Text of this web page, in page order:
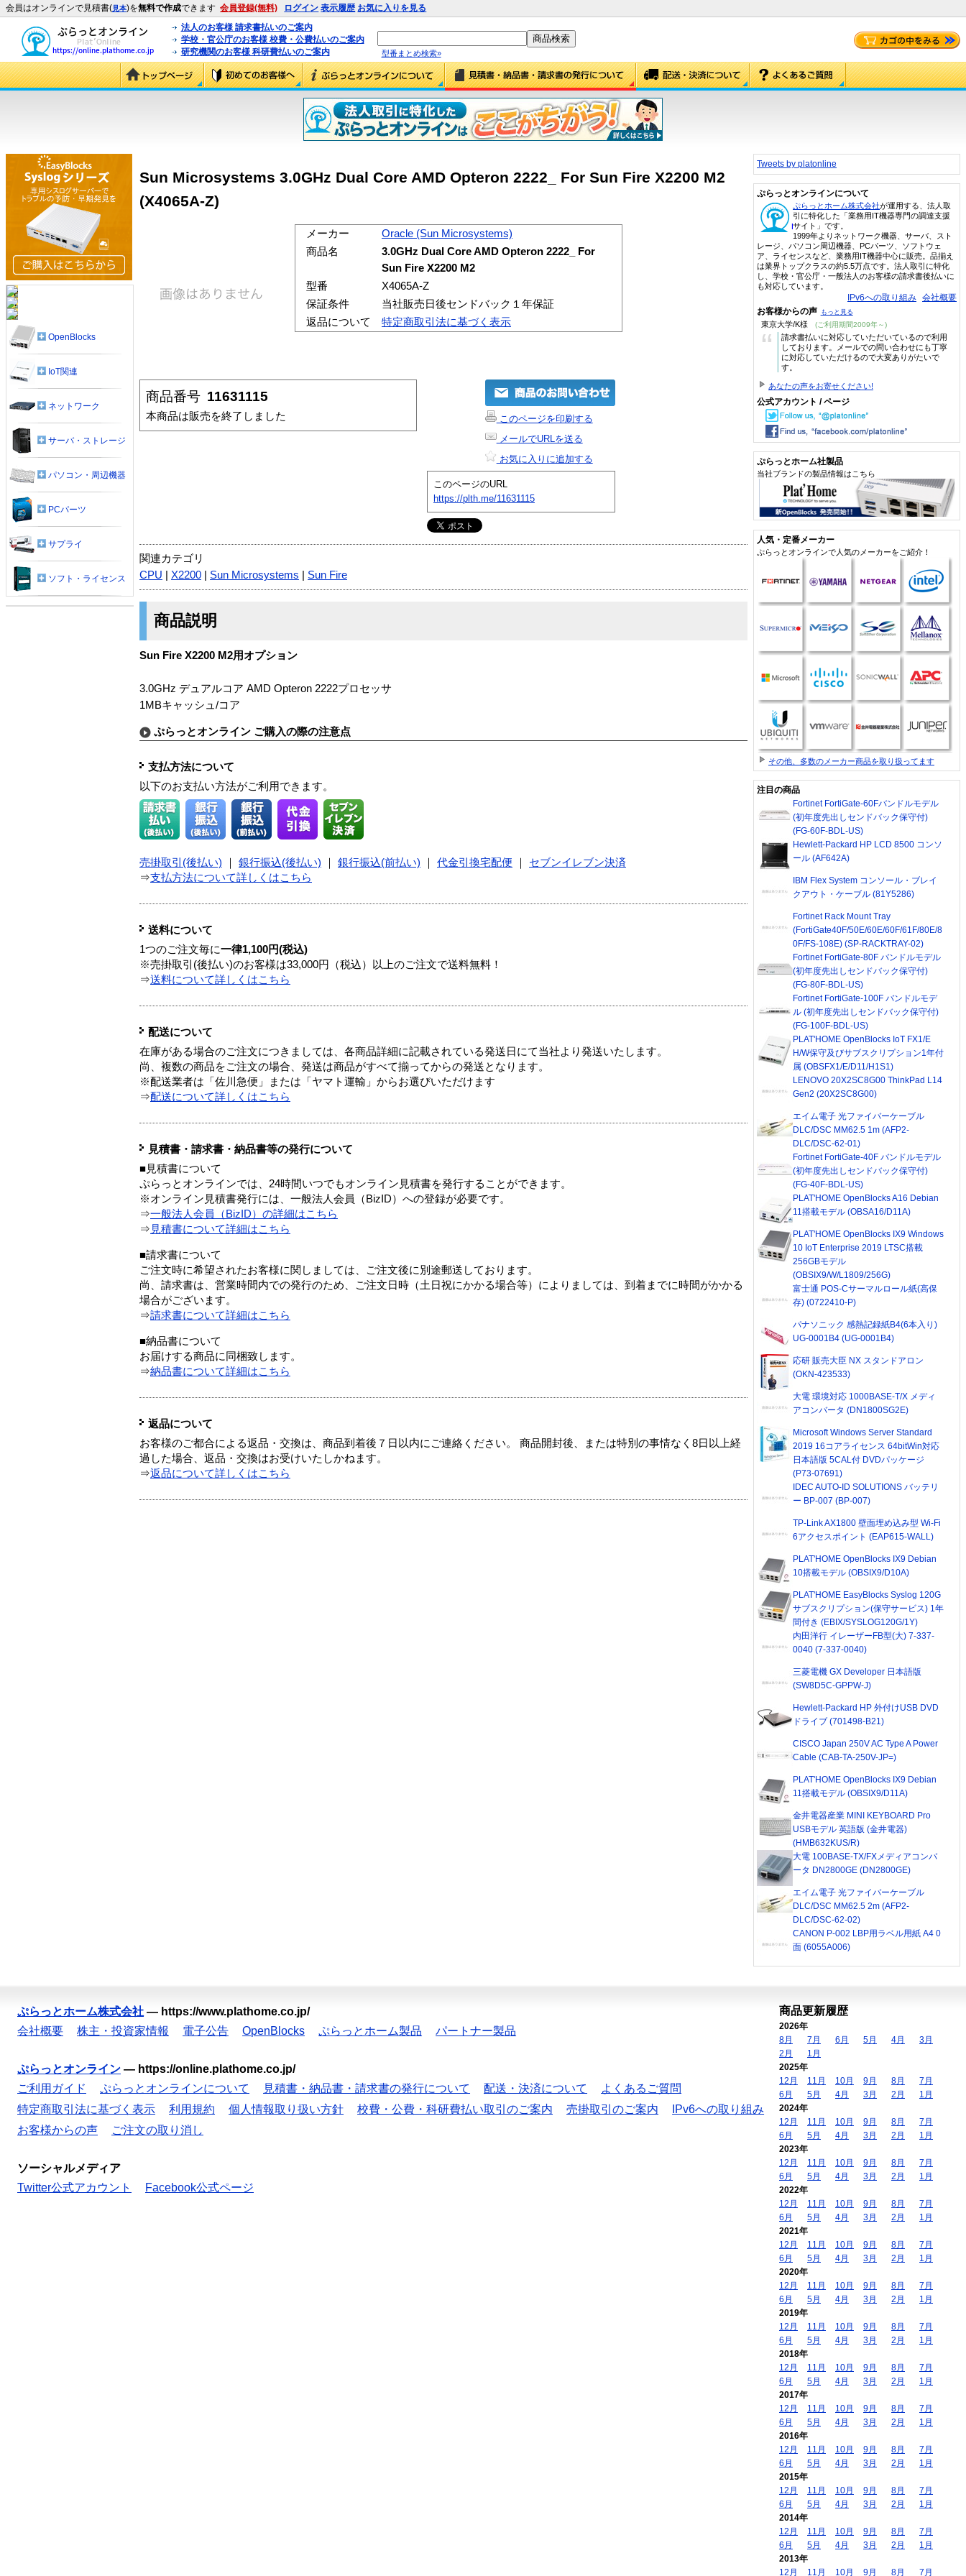
会員はオンラインで見積書(見本)を無料で作成できます 会員登録(無料) ログイン 表示履歴 お気に入りを見る
法人のお客様 請求書払いのご案内
学校・官公庁のお客様 校費・公費払いのご案内
研究機関のお客様 科研費払いのご案内
型番まとめ検索»
Sun Microsystems 3.0GHz Dual Core AMD Opteron 2222_ For Sun Fire X2200 M2
(X4065A-Z)
メーカー
Oracle (Sun Microsystems)
商品名
3.0GHz Dual Core AMD Opteron 2222_ For
Sun Fire X2200 M2
型番
X4065A-Z
保証条件
当社販売日後センドバック１年保証
返品について
特定商取引法に基づく表示
商品番号 11631115
本商品は販売を終了しました
このページを印刷する
メールでURLを送る
お気に入りに追加する
このページのURL
https://plth.me/11631115
関連カテゴリ
CPU
X2200 Sun Microsystems Sun Fire
商品説明
Sun Fire X2200 M2用オプション
3.0GHz デュアルコア AMD Opteron 2222プロセッサ
1MBキャッシュ/コア
ぷらっとオンライン ご購入の際の注意点
支払方法について
以下のお支払い方法がご利用できます。
売掛取引(後払い) 銀行振込(後払い) 銀行振込(前払い) 代金引換宅配便
セブンイレブン決済
⇒支払方法について詳しくはこちら
送料について
1つのご注文毎に一律1,100円(税込)
※売掛取引(後払い)のお客様は33,000円（税込）以上のご注文で送料無料！
⇒送料について詳しくはこちら
配送について
在庫がある場合のご注文につきましては、各商品詳細に記載されている発送日にて当社より発送いたします。
尚、複数の商品をご注文の場合、発送は商品がすべて揃ってからの発送となります。
※配送業者は「佐川急便」または「ヤマト運輸」からお選びいただけます
⇒配送について詳しくはこちら
見積書・請求書・納品書等の発行について
■見積書について
ぷらっとオンラインでは、24時間いつでもオンライン見積書を発行することができます。
※オンライン見積書発行には、一般法人会員（BizID）への登録が必要です。
⇒一般法人会員（BizID）の詳細はこちら
⇒ 見積書について詳細はこちら
■請求書について
ご注文時に希望されたお客様に関しましては、ご注文後に別途郵送しております。
尚、請求書は、営業時間内での発行のため、ご注文日時（土日祝にかかる場合等）によりましては、到着までに時間がかかる
場合がございます。
⇒請求書について詳細はこちら
■納品書について
お届けする商品に同梱致します。
⇒納品書について詳細はこちら
返品について
お客様のご都合による返品・交換は、商品到着後７日以内にご連絡ください。 商品開封後、または特別の事情なく8日以上経
過した場合、返品・交換はお受けいたしかねます。
⇒返品について詳しくはこちら
OpenBlocks
IoT関連
ネットワーク
サーバ・ストレージ
パソコン・周辺機器
PCパーツ
サプライ
ソフト・ライセンス
Tweets by platonline
ぷらっとオンラインについて
ぷらっとホーム株式会社が運用する、法人取
引に特化した「業務用IT機器専門の調達支援
サイト」です。
1999年よりネットワーク機器、サーバ、スト
レージ、パソコン周辺機器、PCパーツ、ソフトウェ
ア、ライセンスなど、業務用IT機器中心に販売。品揃え
は業界トップクラスの約5.5万点です。法人取引に特化
し、学校・官公庁・一般法人のお客様の請求書後払いに
も対応しています。
IPv6への取り組み 会社概要
お客様からの声 もっと見る
東京大学/K様 (ご利用期間2009年～)
“
請求書払いに対応していただいているので利用
しております。メールでの問い合わせにも丁寧
に対応していただけるので大変ありがたいで
す。
あなたの声をお寄せください!
公式アカウント / ページ
ぷらっとホーム社製品
当社ブランドの製品情報はこちら
人気・定番メーカー
ぷらっとオンラインで人気のメーカーをご紹介！
その他、多数のメーカー商品を取り扱ってます
注目の商品
Fortinet FortiGate-60Fバンドルモデル
(初年度先出しセンドバック保守付)
(FG-60F-BDL-US)
Hewlett-Packard HP LCD 8500 コンソ
ール (AF642A)
IBM Flex System コンソール・ブレイ
クアウト・ケーブル (81Y5286)
Fortinet Rack Mount Tray
(FortiGate40F/50E/60E/60F/61F/80E/8
0F/FS-108E) (SP-RACKTRAY-02)
Fortinet FortiGate-80F バンドルモデル
(初年度先出しセンドバック保守付)
(FG-80F-BDL-US)
Fortinet FortiGate-100F バンドルモデ
ル (初年度先出しセンドバック保守付)
(FG-100F-BDL-US)
PLAT'HOME OpenBlocks IoT FX1/E
H/W保守及びサブスクリプション1年付
属 (OBSFX1/E/D11/H1S1)
LENOVO 20X2SC8G00 ThinkPad L14
Gen2 (20X2SC8G00)
エイム電子 光ファイバーケーブル
DLC/DSC MM62.5 1m (AFP2-
DLC/DSC-62-01)
Fortinet FortiGate-40F バンドルモデル
(初年度先出しセンドバック保守付)
(FG-40F-BDL-US)
PLAT'HOME OpenBlocks A16 Debian
11搭載モデル (OBSA16/D11A)
PLAT'HOME OpenBlocks IX9 Windows
10 IoT Enterprise 2019 LTSC搭載
256GBモデル
(OBSIX9/W/L1809/256G)
富士通 POS-Cサーマルロール紙(高保
存) (0722410-P)
パナソニック 感熱記録紙B4(6本入り)
UG-0001B4 (UG-0001B4)
応研 販売大臣 NX スタンドアロン
(OKN-423533)
大電 環境対応 1000BASE-T/X メディ
アコンバータ (DN1800SG2E)
Microsoft Windows Server Standard
2019 16コアライセンス 64bitWin対応
日本語版 5CAL付 DVDパッケージ
(P73-07691)
IDEC AUTO-ID SOLUTIONS バッテリ
ー BP-007 (BP-007)
TP-Link AX1800 壁面埋め込み型 Wi-Fi
6アクセスポイント (EAP615-WALL)
PLAT'HOME OpenBlocks IX9 Debian
10搭載モデル (OBSIX9/D10A)
PLAT'HOME EasyBlocks Syslog 120G
サブスクリプション(保守サービス) 1年
間付き (EBIX/SYSLOG120G/1Y)
内田洋行 イレーザーFB型(大) 7-337-
0040 (7-337-0040)
三菱電機 GX Developer 日本語版
(SW8D5C-GPPW-J)
Hewlett-Packard HP 外付けUSB DVD
ドライブ (701498-B21)
CISCO Japan 250V AC Type A Power
Cable (CAB-TA-250V-JP=)
PLAT'HOME OpenBlocks IX9 Debian
11搭載モデル (OBSIX9/D11A)
金井電器産業 MINI KEYBOARD Pro
USBモデル 英語版 (金井電器)
(HMB632KUS/R)
大電 100BASE-TX/FXメディアコンバ
ータ DN2800GE (DN2800GE)
エイム電子 光ファイバーケーブル
DLC/DSC MM62.5 2m (AFP2-
DLC/DSC-62-02)
CANON P-002 LBP用ラベル用紙 A4 0
面 (6055A006)
ぷらっとホーム株式会社 — https://www.plathome.co.jp/
会社概要
株主・投資家情報 電子公告 OpenBlocks ぷらっとホーム製品 パートナー製品
ぷらっとオンライン — https://online.plathome.co.jp/
ご利用ガイド
ぷらっとオンラインについて 見積書・納品書・請求書の発行について 配送・決済について
よくあるご質問
特定商取引法に基づく表示
利用規約 個人情報取り扱い方針 校費・公費・科研費払い取引のご案内 売掛取引のご案内
IPv6への取り組み
お客様からの声
ご注文の取り消し
ソーシャルメディア
Twitter公式アカウント
Facebook公式ページ
商品更新履歴
2026年
8月
7月 6月 5月 4月
3月
2月
1月
2025年
12月
11月 10月 9月 8月
7月
6月
5月 4月 3月 2月
1月
2024年
12月
11月 10月 9月 8月
7月
6月
5月 4月 3月 2月
1月
2023年
12月
11月 10月 9月 8月
7月
6月
5月 4月 3月 2月
1月
2022年
12月
11月 10月 9月 8月
7月
6月
5月 4月 3月 2月
1月
2021年
12月
11月 10月 9月 8月
7月
6月
5月 4月 3月 2月
1月
2020年
12月
11月 10月 9月 8月
7月
6月
5月 4月 3月 2月
1月
2019年
12月
11月 10月 9月 8月
7月
6月
5月 4月 3月 2月
1月
2018年
12月
11月 10月 9月 8月
7月
6月
5月 4月 3月 2月
1月
2017年
12月
11月 10月 9月 8月
7月
6月
5月 4月 3月 2月
1月
2016年
12月
11月 10月 9月 8月
7月
6月
5月 4月 3月 2月
1月
2015年
12月
11月 10月 9月 8月
7月
6月
5月 4月 3月 2月
1月
2014年
12月
11月 10月 9月 8月
7月
6月
5月 4月 3月 2月
1月
2013年
12月
11月 10月 9月 8月 7月